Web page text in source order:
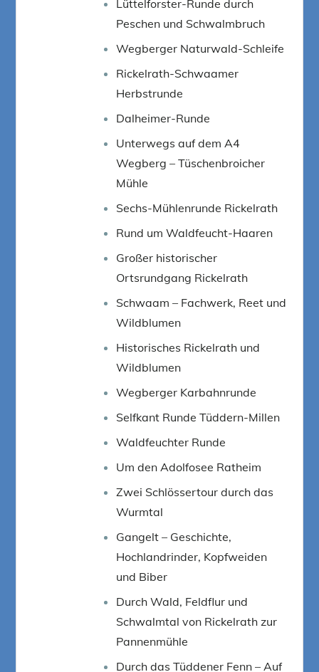
Lüttelforster-Runde durch
Peschen und Schwalmbruch
Wegberger Naturwald-Schleife
Rickelrath-Schwaamer
Herbstrunde
Dalheimer-Runde
Unterwegs auf dem A4
Wegberg – Tüschenbroicher
Mühle
Sechs-Mühlenrunde Rickelrath
Rund um Waldfeucht-Haaren
Großer historischer
Ortsrundgang Rickelrath
Schwaam – Fachwerk, Reet und
Wildblumen
Historisches Rickelrath und
Wildblumen
Wegberger Karbahnrunde
Selfkant Runde Tüddern-Millen
Waldfeuchter Runde
Um den Adolfosee Ratheim
Zwei Schlössertour durch das
Wurmtal
Gangelt – Geschichte,
Hochlandrinder, Kopfweiden
und Biber
Durch Wald, Feldflur und
Schwalmtal von Rickelrath zur
Pannenmühle
Durch das Tüddener Fenn – Auf